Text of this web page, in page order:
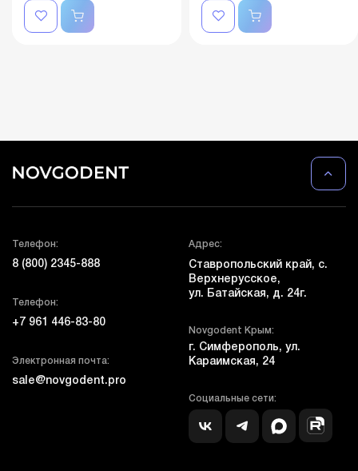
Телефон:
8 (800) 2345-888
Телефон:
+7 961 446-83-80
Электронная почта:
sale@novgodent.pro
Адрес:
Ставропольский край, с.
Верхнерусское,
ул. Батайская, д. 24г.
Novgodent Крым:
г. Симферополь, ул.
Караимская, 24
Социальные сети: